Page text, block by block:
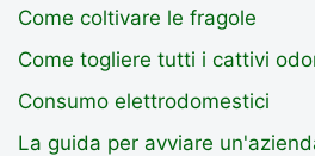
Come coltivare le fragole
Come togliere tutti i cattivi
Consumo elettrodomestici
La guida per avviare